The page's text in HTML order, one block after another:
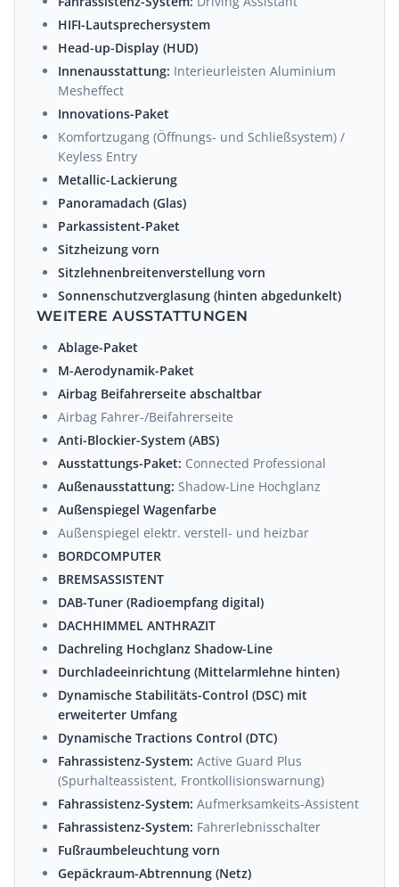
HIFI-Lautsprechersystem
Head-up-Display (HUD)
Innenausstattung: Interieurleisten Aluminium
Mesheffect
Innovations-Paket
Komfortzugang (Öffnungs- und Schließsystem) /
Keyless Entry
Metallic-Lackierung
Panoramadach (Glas)
Parkassistent-Paket
Sitzheizung vorn
Sitzlehnenbreitenverstellung vorn
Sonnenschutzverglasung (hinten abgedunkelt)
WEITERE AUSSTATTUNGEN
Ablage-Paket
M-Aerodynamik-Paket
Airbag Beifahrerseite abschaltbar
Airbag Fahrer-/Beifahrerseite
Anti-Blockier-System (ABS)
Ausstattungs-Paket: Connected Professional
Außenausstattung: Shadow-Line Hochglanz
Außenspiegel Wagenfarbe
Außenspiegel elektr. verstell- und heizbar
BORDCOMPUTER
BREMSASSISTENT
DAB-Tuner (Radioempfang digital)
DACHHIMMEL ANTHRAZIT
Dachreling Hochglanz Shadow-Line
Durchladeeinrichtung (Mittelarmlehne hinten)
Dynamische Stabilitäts-Control (DSC) mit
erweiterter Umfang
Dynamische Tractions Control (DTC)
Fahrassistenz-System: Active Guard Plus
(Spurhalteassistent, Frontkollisionswarnung)
Fahrassistenz-System: Aufmerksamkeits-Assistent
Fahrassistenz-System: Fahrerlebnisschalter
Fußraumbeleuchtung vorn
Gepäckraum-Abtrennung (Netz)